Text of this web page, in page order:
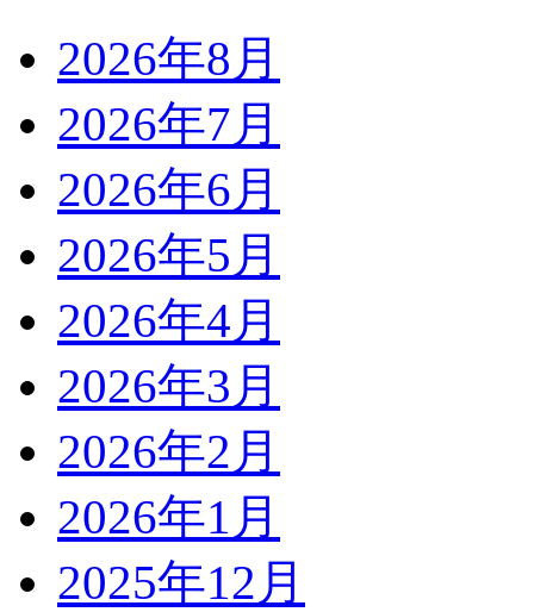
2026年8月
2026年7月
2026年6月
2026年5月
2026年4月
2026年3月
2026年2月
2026年1月
2025年12月